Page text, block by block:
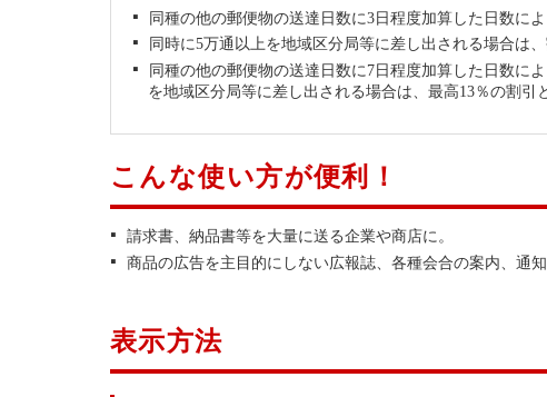
同種の他の郵便物の送達日数に3日程度加算した日数に
同時に5万通以上を地域区分局等に差し出される場合は
同種の他の郵便物の送達日数に7日程度加算した日数に
を地域区分局等に差し出される場合は、最高13％の割引
こんな使い方が便利！
請求書、納品書等を大量に送る企業や商店に。
商品の広告を主目的にしない広報誌、各種会合の案内、通知
表示方法